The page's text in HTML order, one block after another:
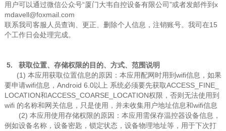
用户可以通过微信公众号“厦门大韦自控设备有限公司”或者发邮件到x
mdavell@foxmail.com
联系我司客服人员查询、更正、删除个人信息，注销账号。我司在15
个工作日会处理完成。
5. 获取位置、存储权限的目的、方式、范围说明
(1) 本应用获取位置信息的原因：本应用配网时用到wifi信息，如果
要申请wifi信息，Android 6.0以上 系统必须要先获取ACCESS_FINE_
LOCATION和ACCESS_COARSE_LOCATION权限，否则无法使用到
wifi 的名称和网关信息，只是使用，并未收集用户地址信息和wifi信息
(2) 本应用使用存储权限的原因：本应用需保存温控器设备信息，
例如设备名称，设备密匙，锁定状态，设备物理地址等，用于下次打